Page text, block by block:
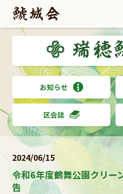
お知らせ
区会誌
2024/06/15
令和6年度鶴舞公園クリー
告